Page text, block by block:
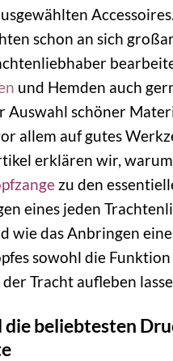
schon an sich
und Hemden auch
Auswahl schöner
allem auf gutes
erklären wir,
zu den
eines jeden
wie das Anbringen
sowohl die Funktion
Tracht aufleben
die beliebtesten